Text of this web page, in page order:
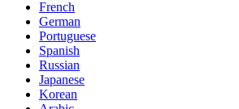
French
German
Portuguese
Spanish
Russian
Japanese
Korean